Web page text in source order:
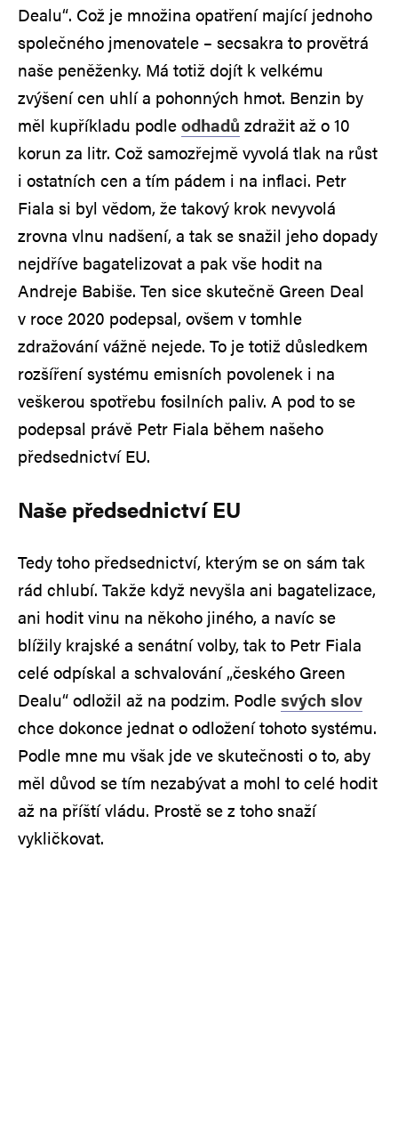
Dealu“. Což je množina opatření mající jednoho
společného jmenovatele – secsakra to provětrá
naše peněženky. Má totiž dojít k velkému
zvýšení cen uhlí a pohonných hmot. Benzin by
měl kupříkladu podleodhadů zdražit až o 10
korun za litr. Což samozřejmě vyvolá tlak na růst
i ostatních cen a tím pádem i na inflaci. Petr
Fiala si byl vědom, že takový krok nevyvolá
zrovna vlnu nadšení, a tak se snažil jeho dopady
nejdříve bagatelizovat a pak vše hodit na
Andreje Babiše. Ten sice skutečně Green Deal
v roce 2020 podepsal, ovšem v tomhle
zdražování vážně nejede. To je totiž důsledkem
rozšíření systému emisních povolenek i na
veškerou spotřebu fosilních paliv. A pod to se
podepsal právě Petr Fiala během našeho
předsednictví EU.
Naše předsednictví EU
Tedy toho předsednictví, kterým se on sám tak
rád chlubí. Takže když nevyšla ani bagatelizace,
ani hodit vinu na někoho jiného, a navíc se
blížily krajské a senátní volby, tak to Petr Fiala
celé odpískal a schvalování „českého Green
Dealu“ odložil až na podzim. Podlesvých slov
chce dokonce jednat o odložení tohoto systému.
Podle mne mu však jde ve skutečnosti o to, aby
měl důvod se tím nezabývat a mohl to celé hodit
až na příští vládu. Prostě se z toho snaží
vykličkovat.